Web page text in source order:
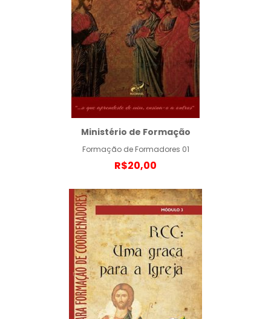
Ministério de Formação
Formação de Formadores 01
R$20,00